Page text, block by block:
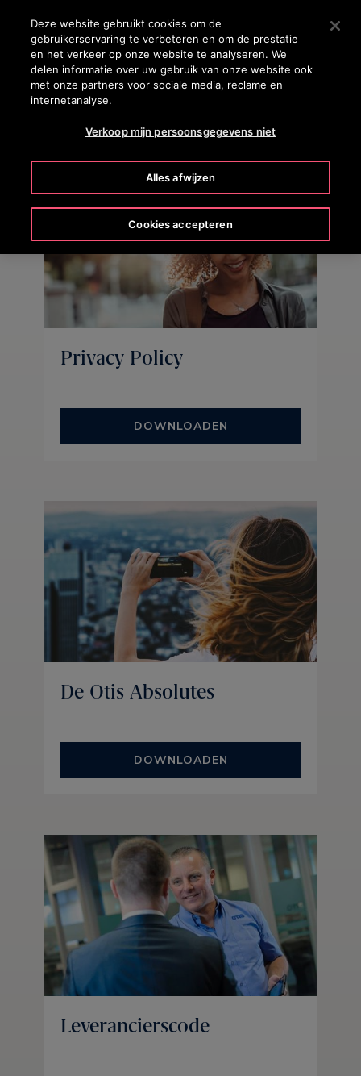
Druk op Enter om naar de hoofdinhoud te gaan
ZOEKEN
Privacy Policy
DOWNLOADEN
De Otis Absolutes
DOWNLOADEN
Leverancierscode
Deze website gebruikt cookies om de
gebruikerservaring te verbeteren en om de prestatie
en het verkeer op onze website te analyseren. We
delen informatie over uw gebruik van onze website ook
met onze partners voor sociale media, reclame en
internetanalyse.
Verkoop mijn persoonsgegevens niet
Alles afwijzen
Cookies accepteren